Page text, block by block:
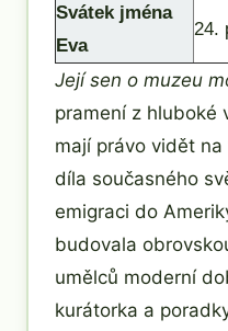
Svátek jména
Eva
24.
Její sen o muzeu
pramení z hluboké
mají právo vidět
díla současného
emigraci do
budovala
umělců moderní
kurátorka a